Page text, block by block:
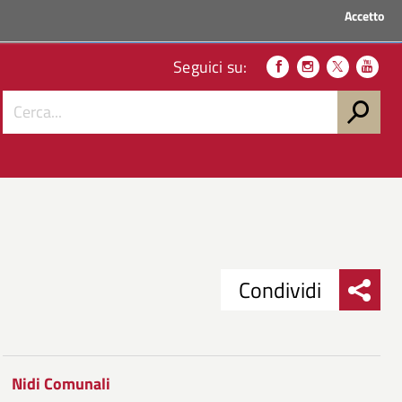
Accetto
Seguici su:
Condividi
Nidi Comunali